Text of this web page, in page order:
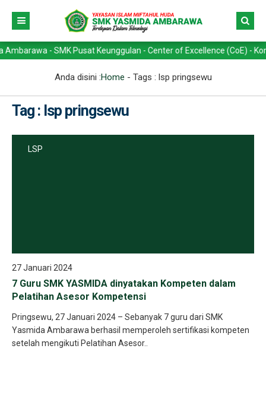
- SMK Pusat Keunggulan - Center of Excellence (CoE) -
Anda disini :Home - Tags : lsp pringsewu
Tag : lsp pringsewu
LSP
27 Januari 2024
7 Guru SMK YASMIDA dinyatakan Kompeten dalam
Pelatihan Asesor Kompetensi
Pringsewu, 27 Januari 2024 – Sebanyak 7 guru dari SMK
Yasmida Ambarawa berhasil memperoleh sertifikasi kompeten
setelah mengikuti Pelatihan Asesor..